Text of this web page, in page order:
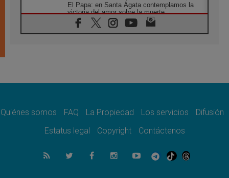
El Papa: en Santa Ágata contemplamos la
victoria del amor sobre la muerte
08.08.2026
León XIV visitará el Santuario de la Madre
07.08.2026
07.08.2026
el compromiso del cristiano"
La matanza de niños en Gaza no cesa: 300
muertos en 300 días
Quiénes somos FAQ La Propiedad Los servicios
Difusión
Estatus legal
Copyright Contáctenos